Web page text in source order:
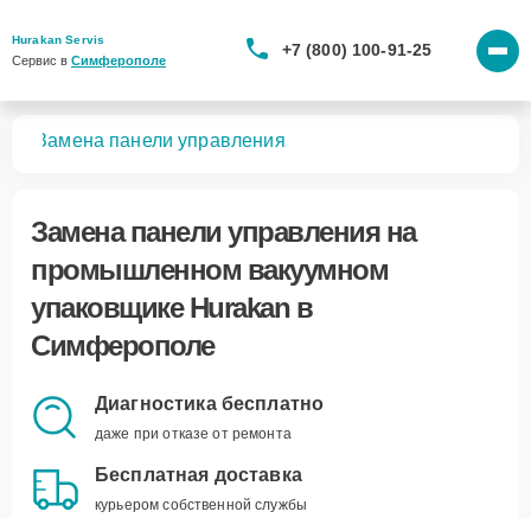
Hurakan Servis
Сервис в Симферополе
+7 (800) 100-91-25
Замена панели управления
Замена панели управленияна
промышленном вакуумном
упаковщике Hurakan в
Симферополе
Диагностика бесплатно
даже при отказе от ремонта
Бесплатная доставка
курьером собственной службы